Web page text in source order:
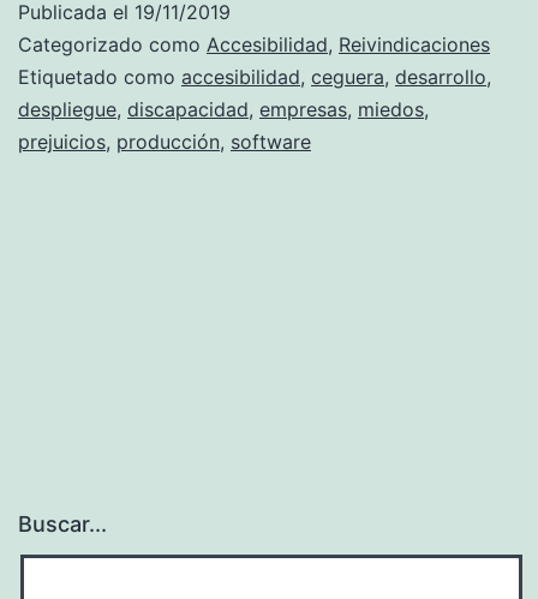
producción
cualquiera
Publicada el 19/11/2019
Categorizado como Accesibilidad, Reivindicaciones
Etiquetado como accesibilidad, ceguera, desarrollo,
despliegue, discapacidad, empresas, miedos,
prejuicios, producción, software
Buscar...